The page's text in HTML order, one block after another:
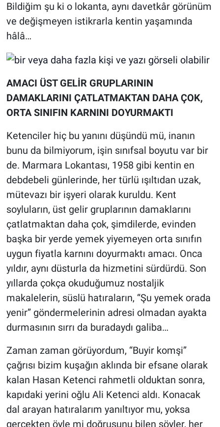
Bildiğim şu ki o lokanta, aynı davetkâr görünüm
ve değişmeyen istikrarla kentin yaşamında
hâlâ…
AMACI ÜST GELİR GRUPLARININ
DAMAKLARINI ÇATLATMAKTAN DAHA ÇOK,
ORTA SINIFIN KARNINI DOYURMAKTI
Ketenciler hiç bu yanını düşündü mü, inanın
bunu da bilmiyorum, işin sınıfsal boyutu var bir
de. Marmara Lokantası, 1958 gibi kentin en
debdebeli günlerinde, her türlü ışıltıdan uzak,
mütevazı bir işyeri olarak kuruldu. Kent
soyluların, üst gelir gruplarının damaklarını
çatlatmaktan daha çok, şimdilerde, evinden
başka bir yerde yemek yiyemeyen orta sınıfın
uygun fiyatla karnını doyurmaktı amacı. Onca
yıldır, aynı düsturla da hizmetini sürdürdü. Son
yıllarda çokça okuduğumuz nostaljik
makalelerin, süslü hatıraların, “Şu yemek orada
yenir” göndermelerinin adresi olmadan ayakta
durmasının sırrı da buradaydı galiba…
Zaman zaman görüyordum, “Buyir komşi”
çağrısı bizim kuşağın aklında bir efsane olarak
kalan Hasan Ketenci rahmetli olduktan sonra,
kapıdaki yerini oğlu Ali Ketenci aldı. Konacak
dal arayan hatıralarım yanıltıyor mu, yoksa
gerçekten öyle mi doğrusunu bilen söyler, her